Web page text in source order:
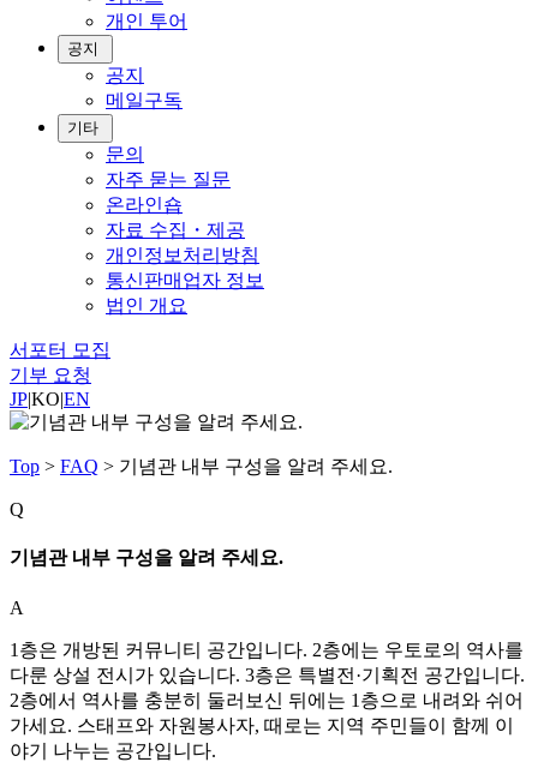
개인 투어
공지
공지
메일구독
기타
문의
자주 묻는 질문
온라인숍
자료 수집・제공
개인정보처리방침
통신판매업자 정보
법인 개요
서포터 모집
기부 요청
JP|KO|EN
Top > FAQ > 기념관 내부 구성을 알려 주세요.
Q
기념관 내부 구성을 알려 주세요.
A
1층은 개방된 커뮤니티 공간입니다. 2층에는 우토로의 역사를
다룬 상설 전시가 있습니다. 3층은 특별전·기획전 공간입니다.
2층에서 역사를 충분히 둘러보신 뒤에는 1층으로 내려와 쉬어
가세요. 스태프와 자원봉사자, 때로는 지역 주민들이 함께 이
야기 나누는 공간입니다.